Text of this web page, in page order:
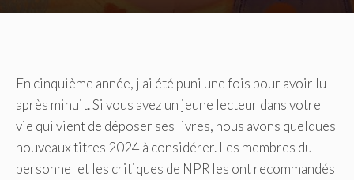
En cinquième année, j'ai été puni une fois pour avoir lu
après minuit. Si vous avez un jeune lecteur dans votre
vie qui vient de déposer ses livres, nous avons quelques
nouveaux titres 2024 à considérer. Les membres du
personnel et les critiques de NPR les ont recommandés